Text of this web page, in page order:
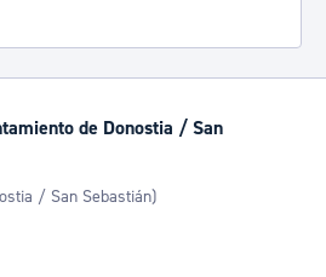
de Donostia / San
/ San Sebastián)